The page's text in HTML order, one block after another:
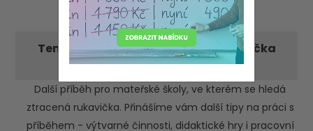
'renata špačková'
Tematické aktivity: Ztracená rukavička
-středa 25. ledna 2023
Další příběh pro mateřské školy, ve kterém se hledá
ztracená rukavička. Přinášíme vám další tipy na práci s
příběhem - výtvarné činnosti, didaktické hry i pracovní